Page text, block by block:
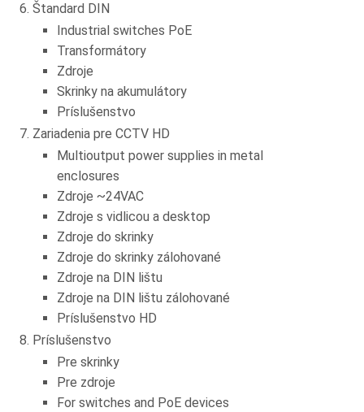
Štandard DIN
Industrial switches PoE
Transformátory
Zdroje
Skrinky na akumulátory
Príslušenstvo
Zariadenia pre CCTV HD
Multioutput power supplies in metal
enclosures
Zdroje ~24VAC
Zdroje s vidlicou a desktop
Zdroje do skrinky
Zdroje do skrinky zálohované
Zdroje na DIN lištu
Zdroje na DIN lištu zálohované
Príslušenstvo HD
Príslušenstvo
Pre skrinky
Pre zdroje
For switches and PoE devices